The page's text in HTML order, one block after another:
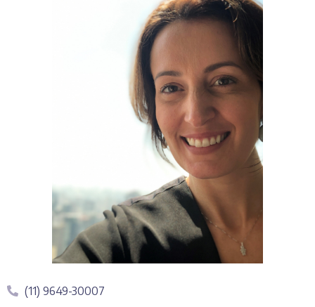
(11) 9649-30007